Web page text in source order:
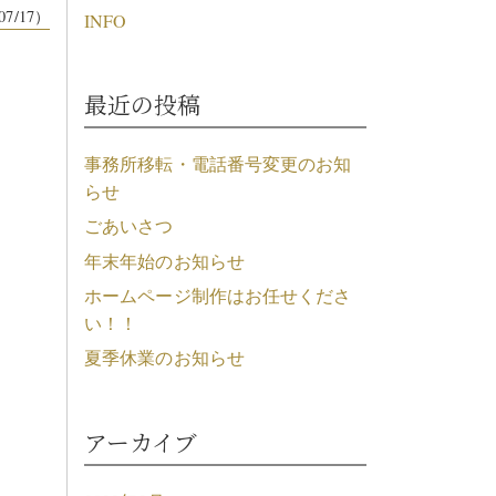
17）
INFO
最近の投稿
事務所移転・電話番号変更のお知
らせ
ごあいさつ
年末年始のお知らせ
ホームページ制作はお任せくださ
い！！
夏季休業のお知らせ
アーカイブ